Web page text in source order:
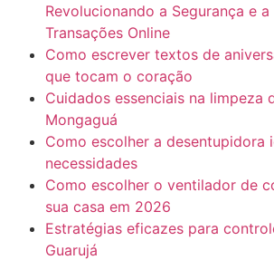
Revolucionando a Segurança e
Transações Online
Como escrever textos de
que tocam o coração
Cuidados essenciais na limpeza
Mongaguá
Como escolher a desentupidora
necessidades
Como escolher o ventilador de
sua casa em 2026
Estratégias eficazes para
Guarujá